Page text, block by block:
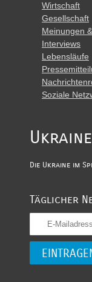
Wirtschaft
Gesellschaft
Meinungen
Interviews
Lebensläufe
Soziale
Die Ukraine im
Täglicher